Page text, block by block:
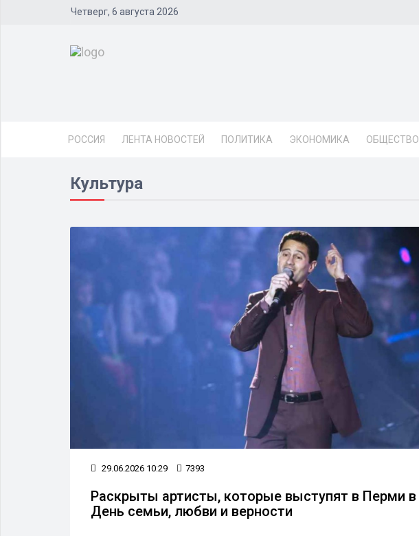
Четверг, 6 августа 2026
РОССИЯ ЛЕНТА НОВОСТЕЙ ПОЛИТИКА ЭКОНОМИКА ОБЩЕСТВО
Культура
29.06.2026 10:29 7393
Раскрыты артисты, которые выступят в Перми в
День семьи, любви и верности